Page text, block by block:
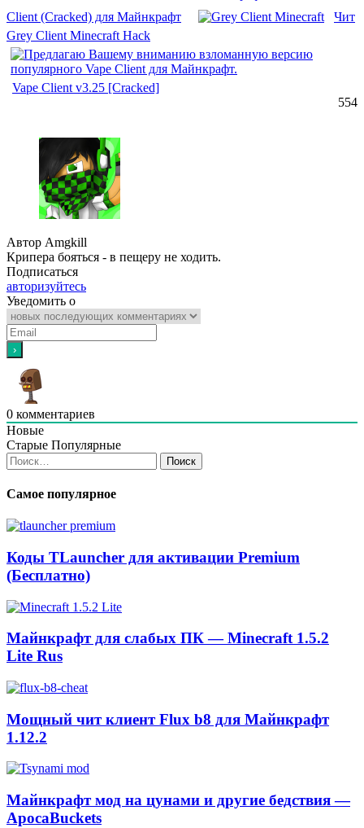
Client (Cracked) для Майнкрафт
Чит
Grey Client Minecraft Hack
Vape Client v3.25 [Cracked]
554
Автор Amgkill
Крипера бояться - в пещеру не ходить.
Подписаться
авторизуйтесь
Уведомить о
0 комментариев
Новые
Старые Популярные
Найти:
Самое популярное
Коды TLauncher для активации Premium
(Бесплатно)
Майнкрафт для слабых ПК — Minecraft 1.5.2
Lite Rus
Мощный чит клиент Flux b8 для Майнкрафт
1.12.2
Майнкрафт мод на цунами и другие бедствия —
ApocaBuckets